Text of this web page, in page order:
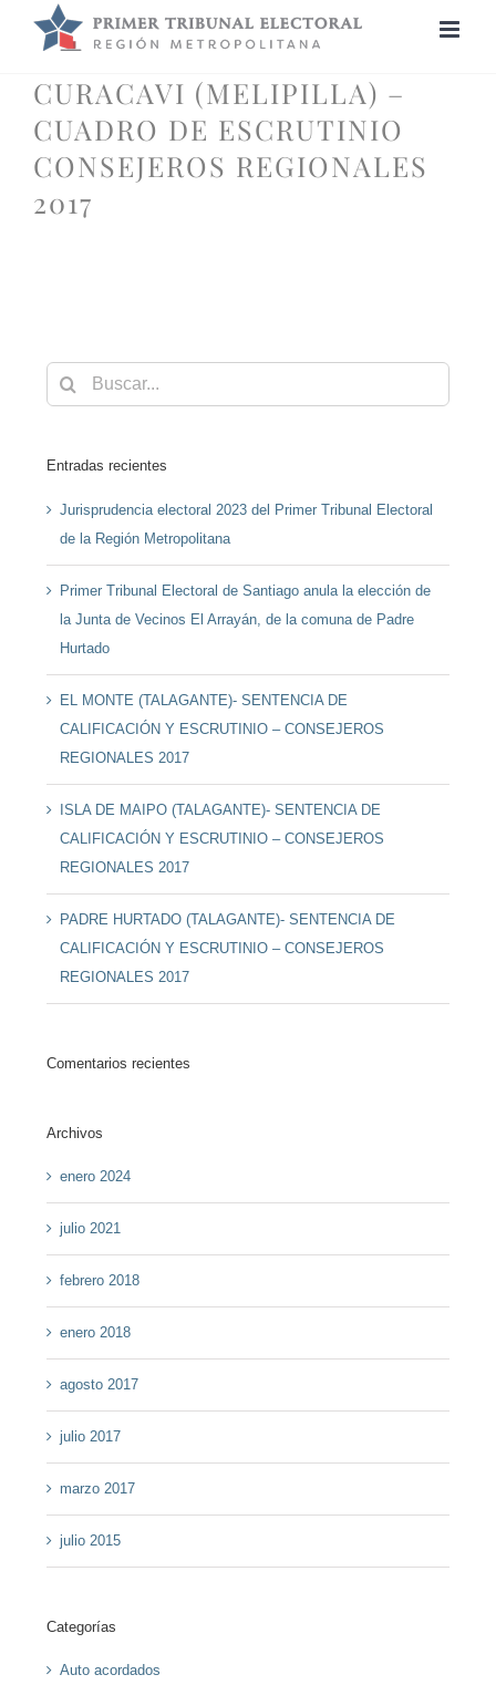
CURACAVI (MELIPILLA) –
CUADRO DE ESCRUTINIO
CONSEJEROS REGIONALES
2017
Buscar:
Entradas recientes
Jurisprudencia electoral 2023 del Primer Tribunal Electoral
de la Región Metropolitana
Primer Tribunal Electoral de Santiago anula la elección de
la Junta de Vecinos El Arrayán, de la comuna de Padre
Hurtado
EL MONTE (TALAGANTE)- SENTENCIA DE
CALIFICACIÓN Y ESCRUTINIO – CONSEJEROS
REGIONALES 2017
ISLA DE MAIPO (TALAGANTE)- SENTENCIA DE
CALIFICACIÓN Y ESCRUTINIO – CONSEJEROS
REGIONALES 2017
PADRE HURTADO (TALAGANTE)- SENTENCIA DE
CALIFICACIÓN Y ESCRUTINIO – CONSEJEROS
REGIONALES 2017
Comentarios recientes
Archivos
enero 2024
julio 2021
febrero 2018
enero 2018
agosto 2017
julio 2017
marzo 2017
julio 2015
Categorías
Auto acordados